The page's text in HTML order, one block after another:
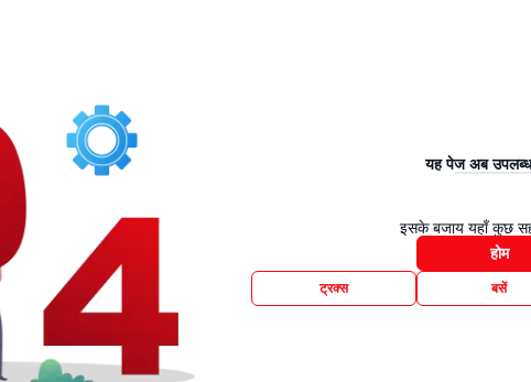
यह पेज अब
इसके बजाय यहाँ कुछ
होम
ट्रक्स बसें